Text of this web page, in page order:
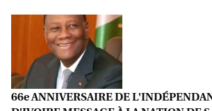
66e ANNIVERSAIRE DE